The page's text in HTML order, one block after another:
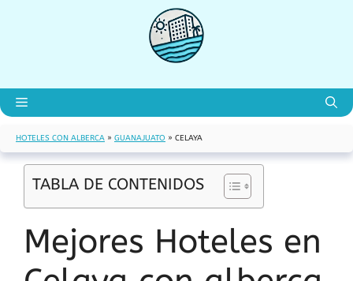
Menú
HOTELES CON ALBERCA » GUANAJUATO » CELAYA
TABLA DE CONTENIDOS
Mejores Hoteles en